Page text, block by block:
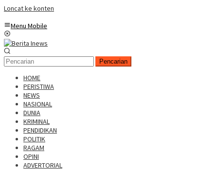
Loncat ke konten
Menu Mobile
Pencarian
HOME
PERISTIWA
NEWS
NASIONAL
DUNIA
KRIMINAL
PENDIDIKAN
POLITIK
RAGAM
OPINI
ADVERTORIAL